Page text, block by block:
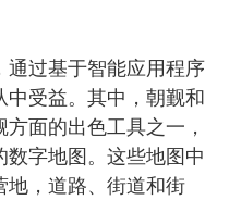
过基于智能应用程序
中受益。其中，朝觐和
面的出色工具之一，
数字地图。这些地图中
地，道路、街道和街